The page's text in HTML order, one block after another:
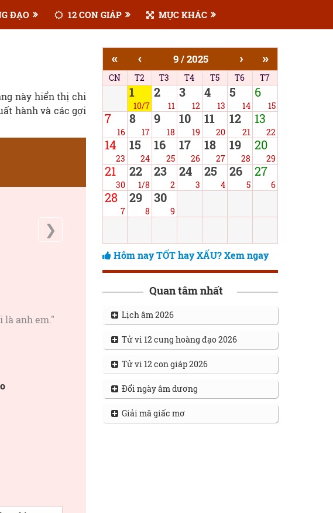
ĐẠO 12 CON GIÁP MỤC KHÁC
này hiển thị chi
hành và các gợi
❯
anh em."
« ‹ 9 / 2025 › »
CN T2 T3 T4 T5 T6 T7
1
10/7
2
11
3
12
4
13
5
14
6
15
7
16
8
17
9
18
10
19
11
20
12
21
13
22
14
23
15
24
16
25
17
26
18
27
19
28
20
29
21
30
22
1/8
23
2
24
3
25
4
26
5
27
6
28
7
29
8
30
9
Hôm nay TỐT hay XẤU? Xem ngay
Quan tâm nhất
Lịch âm 2026
Tử vi 12 cung hoàng đạo 2026
Tử vi 12 con giáp 2026
Đổi ngày âm dương
Giải mã giấc mơ